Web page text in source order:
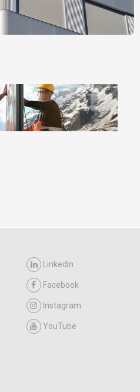
LinkedIn
Facebook
Instagram
YouTube